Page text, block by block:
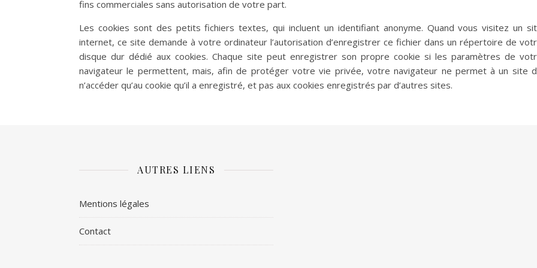
fins commerciales sans autorisation de votre part.
Les cookies sont des petits fichiers textes, qui incluent un identifiant anonyme. Quand vous visitez un
internet, ce site demande à votre ordinateur l’autorisation d’enregistrer ce fichier dans un répertoire de
disque dur dédié aux cookies. Chaque site peut enregistrer son propre cookie si les paramètres de
navigateur le permettent, mais, afin de protéger votre vie privée, votre navigateur ne permet à un site
n’accéder qu’au cookie qu’il a enregistré, et pas aux cookies enregistrés par d’autres sites.
AUTRES LIENS
Mentions légales
Contact